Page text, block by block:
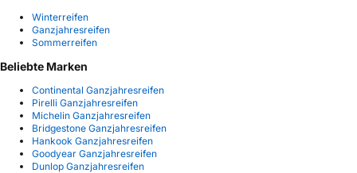
Winterreifen
Ganzjahresreifen
Sommerreifen
Beliebte Marken
Continental Ganzjahresreifen
Pirelli Ganzjahresreifen
Michelin Ganzjahresreifen
Bridgestone Ganzjahresreifen
Hankook Ganzjahresreifen
Goodyear Ganzjahresreifen
Dunlop Ganzjahresreifen